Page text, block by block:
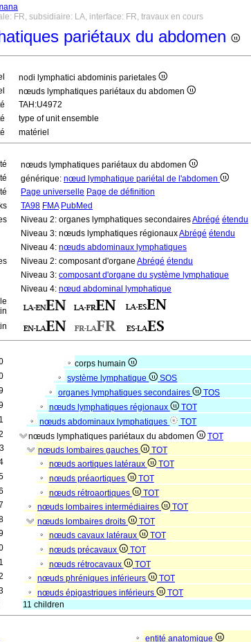
FR, subsidiaire: LA, interface: FR, travaux en cours
pariétaux du abdomen
nodi lymphatici abdominis parietales
nœuds lymphatiques pariétaux du abdomen
TAH:U4972
type of unit ensemble
matériel
nœuds lymphatiques pariétaux du abdomen
générique: nœud lymphatique pariétal de l'abdomen
Page universelle Page de définition
TA98 FMA PubMed
Niveau 2: organes lymphatiques secondairesAbrégé étendu
Niveau 3: nœuds lymphatiques régionauxAbrégé étendu
Niveau 4: nœuds abdominaux lymphatiques
Niveau 2: composant d'organe Abrégé étendu
Niveau 3: composant d'organe du système lymphatique
Niveau 4: nœud abdominal lymphatique
corps humain
système lymphatique
SOS
organes lymphatiques secondaires
TOS
nœuds lymphatiques régionaux
TOT
nœuds abdominaux lymphatiques
TOT
nœuds lymphatiques pariétaux du abdomen
TOT
nœuds lombaires gauches
TOT
nœuds aortiques latéraux
TOT
nœuds préaortiques
TOT
nœuds rétroaortiques
TOT
nœuds lombaires intermédiaires
TOT
nœuds lombaires droits
TOT
nœuds cavaux latéraux
TOT
nœuds précavaux
TOT
nœuds rétrocavaux
TOT
nœuds phréniques inférieurs
TOT
nœuds épigastriques inférieurs
TOT
11 children
entité anatomique